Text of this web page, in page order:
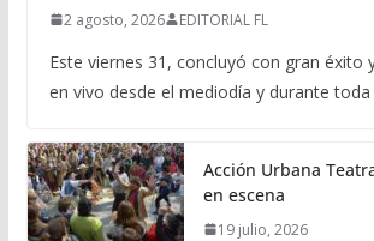
2 agosto, 2026 EDITORIAL FL
Este viernes 31, concluyó con gran éxito
en vivo desde el mediodía y durante
Acción Urbana
en escena
19 julio, 2026